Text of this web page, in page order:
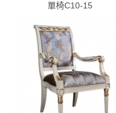
單椅C10-15